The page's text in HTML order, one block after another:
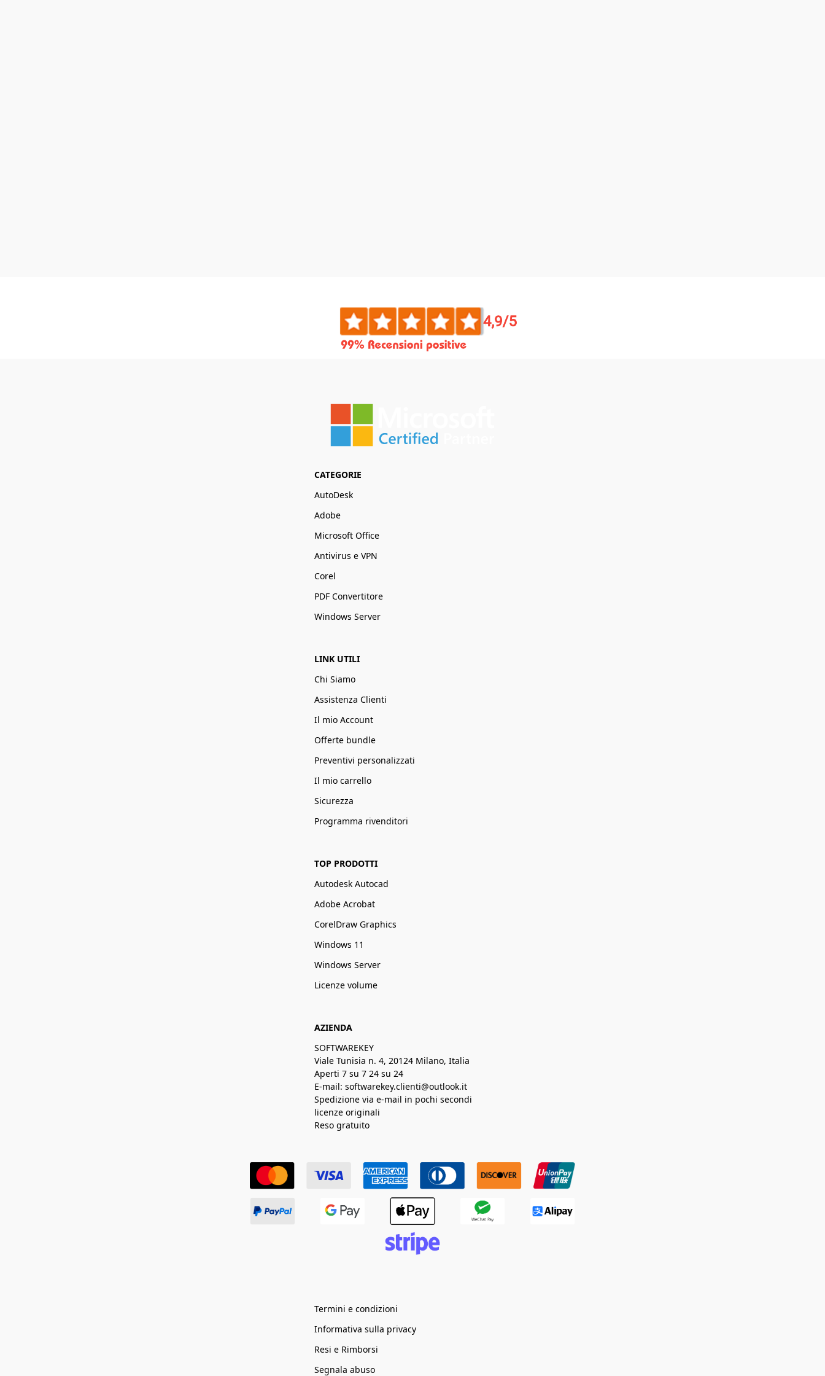
CATEGORIE
AutoDesk
Adobe
Microsoft Office
Antivirus e VPN
Corel
PDF Convertitore
Windows Server
LINK UTILI
Chi Siamo
Assistenza Clienti
Il mio Account
Offerte bundle
Preventivi personalizzati
Il mio carrello
Sicurezza
Programma rivenditori
TOP PRODOTTI
Autodesk Autocad
Adobe Acrobat
CorelDraw Graphics
Windows 11
Windows Server
Licenze volume
AZIENDA
SOFTWAREKEY
Viale Tunisia n. 4, 20124 Milano, Italia
Aperti 7 su 7 24 su 24
E-mail: softwarekey.clienti@outlook.it
Spedizione via e-mail in pochi secondi
licenze originali
Reso gratuito
Termini e condizioni
Informativa sulla privacy
Resi e Rimborsi
Segnala abuso